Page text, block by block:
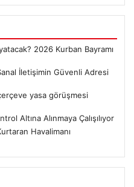
2026 Kurban Bayramı
İletişimin Güvenli Adresi
yasa görüşmesi
Altına Alınmaya Çalışılıyor
Havalimanı